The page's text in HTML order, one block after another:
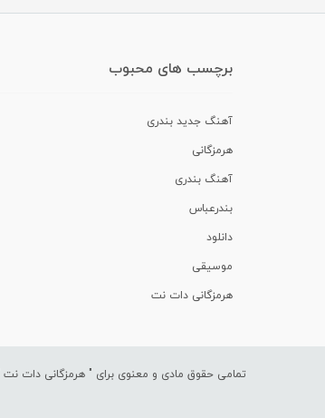
برچسب های محبوب
آهنگ جدید بندری
هرمزگانی
آهنگ بندری
بندرعباس
دانلود
موسیقی
هرمزگانی دات نت
تمامی حقوق مادی و معنوی برای " هرمزگانی دات نت